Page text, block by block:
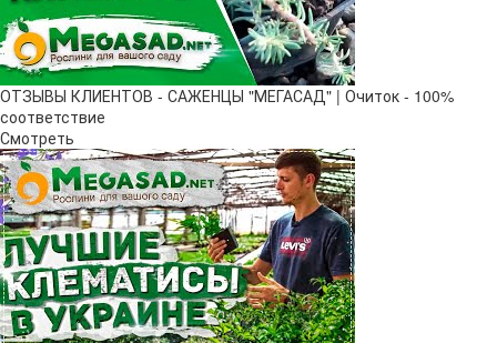
ОТЗЫВЫ КЛИЕНТОВ - САЖЕНЦЫ "МЕГАСАД" | Очиток - 100%
соответствие
Смотреть